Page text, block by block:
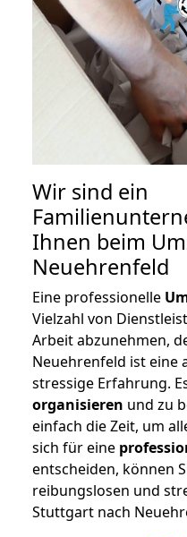
Wir sind ein
Ihnen beim
Neuehrenfeld
Eine professionelle
Vielzahl von
Arbeit abzunehmen,
Neuehrenfeld ist eine
stressige Erfahrung.
organisieren und zu
einfach die Zeit, um
sich für eine
entscheiden, können
reibungslosen und
Stuttgart nach